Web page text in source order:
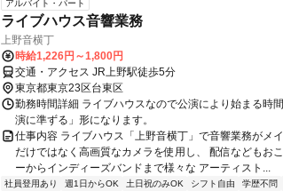
アルバイト・パート
ライブハウス音響業務
上野音横丁
時給1,226円～1,800円
交通・アクセス JR上野駅徒歩5分
東京都東京23区台東区
勤務時間詳細 ライブハウスなので公演により始まる時
演に準ずる」形になります。
仕事内容 ライブハウス「上野音横丁」で音響業務がメ
だけではなく高画質なカメラを使用し、 配信などもお
ーからインディーズバンドまで様々な アーティスト...
社員登用あり 週1日からOK 土日祝のみOK シフト自由 学歴不問